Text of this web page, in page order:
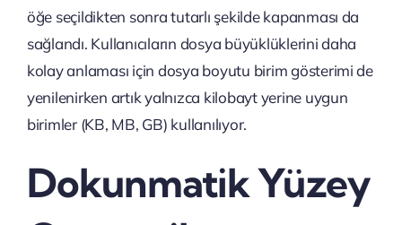
öğe seçildikten sonra tutarlı şekilde kapanması da
sağlandı. Kullanıcıların dosya büyüklüklerini daha
kolay anlaması için dosya boyutu birim gösterimi de
yenilenirken artık yalnızca kilobayt yerine uygun
birimler (KB, MB, GB) kullanılıyor.
Dokunmatik Yüzey